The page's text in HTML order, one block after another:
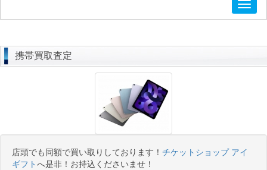
携帯買取査定
店頭でも同額で買い取りしております！ チケットショップ アイ
ギフトへ是非！お持込くださいませ！